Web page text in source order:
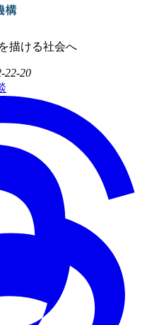
描ける社会へ
22-20